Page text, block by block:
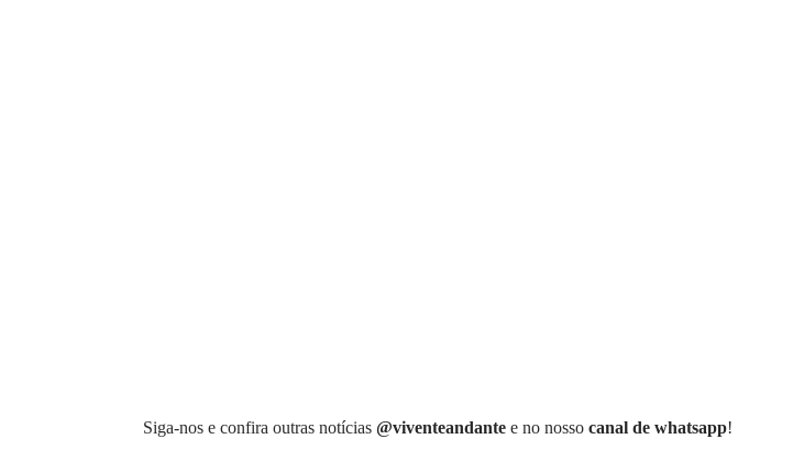
Siga-nos e confira outras notícias @viventeandante e no nosso canal de whatsapp!